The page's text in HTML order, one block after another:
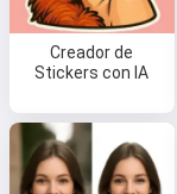
Creador de
Stickers con IA